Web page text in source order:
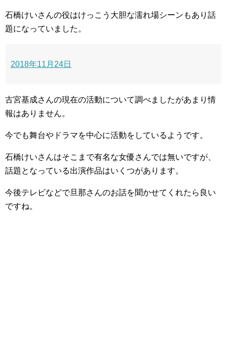
石橋けいさんの役はけっこう大胆な濡れ場シーンもあり話
題になっていました。
2018年11月24日
古宮基成さんの現在の活動について調べましたがあまり情
報はありません。
今でも舞台やドラマを中心に活動をしているようです。
石橋けいさんはそこまで有名な女優さんでは無いですが、
話題となっている出演作品はいくつがあります。
今後テレビなどで旦那さんのお話を聞かせてくれたら良い
ですね。